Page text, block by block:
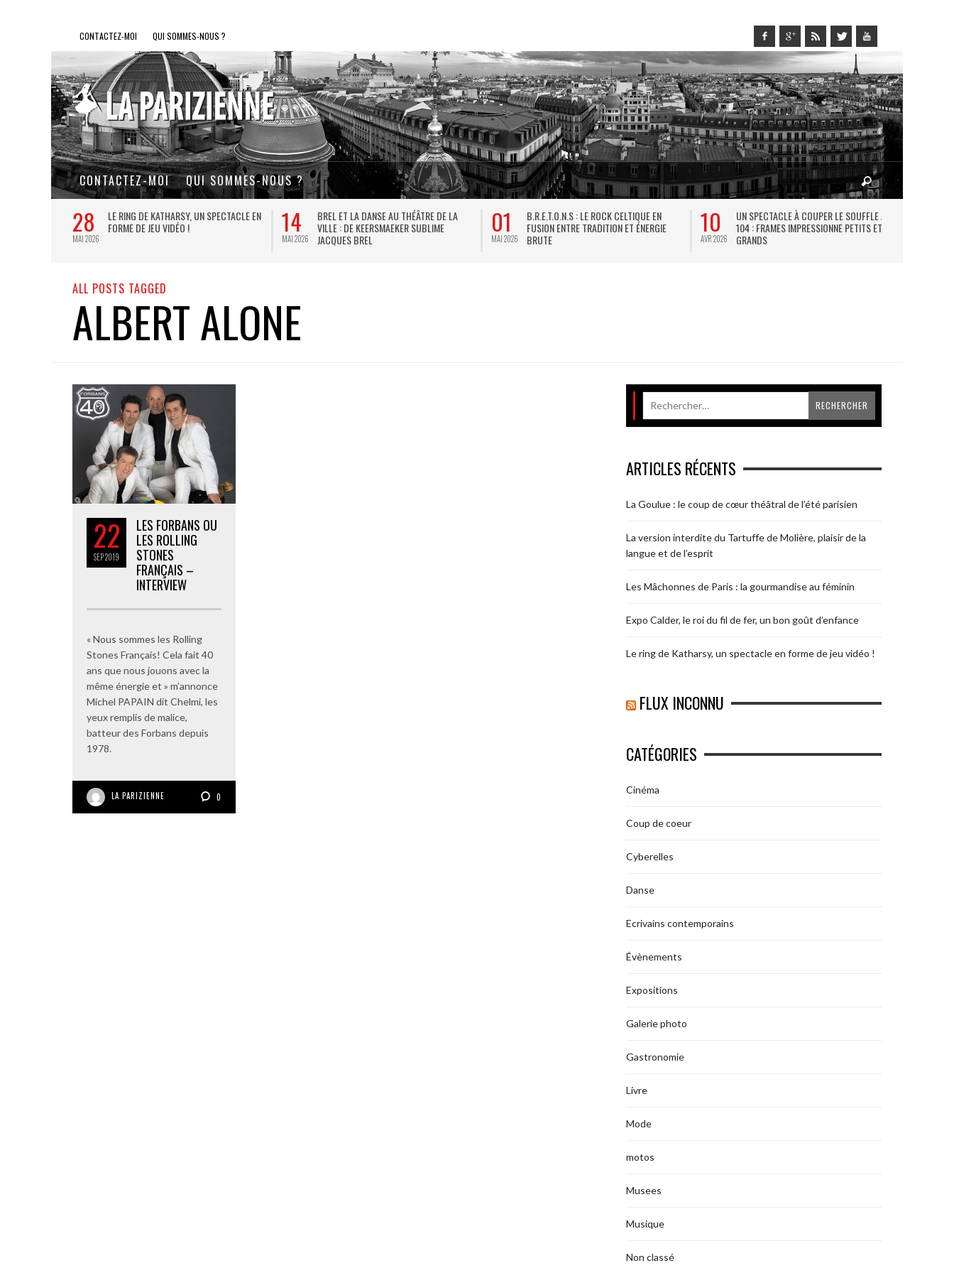
CONTACTEZ-MOI QUI SOMMES-NOUS ?
CONTACTEZ-MOI QUI SOMMES-NOUS ?
28
MAI 2026
LE RING DE KATHARSY, UN SPECTACLE EN
FORME DE JEU VIDÉO !
14
MAI 2026
BREL ET LA DANSE AU THÉÂTRE DE LA
VILLE : DE KEERSMAEKER SUBLIME
JACQUES BREL
01
MAI 2026
B.R.E.T.O.N.S : LE ROCK CELTIQUE EN
FUSION ENTRE TRADITION ET ÉNERGIE
BRUTE
10
AVR 2026
UN SPECTACLE À COUPER LE SOUFFLE AU
104 : FRAMES IMPRESSIONNE PETITS ET
GRANDS
ALL POSTS TAGGED
ALBERT ALONE
22
SEP2019
LES FORBANS OU
LES ROLLING
STONES
FRANÇAIS –
INTERVIEW
« Nous sommes les Rolling
Stones Français! Cela fait 40
ans que nous jouons avec la
même énergie et » m’annonce
Michel PAPAIN dit Chelmi, les
yeux remplis de malice,
batteur des Forbans depuis
1978.
LA PARIZIENNE 0
ARTICLES RÉCENTS
La Goulue : le coup de cœur théâtral de l’été parisien
La version interdite du Tartuffe de Molière, plaisir de la
langue et de l’esprit
Les Mâchonnes de Paris : la gourmandise au féminin
Expo Calder, le roi du fil de fer, un bon goût d’enfance
Le ring de Katharsy, un spectacle en forme de jeu vidéo !
FLUX INCONNU
CATÉGORIES
Cinéma
Coup de coeur
Cyberelles
Danse
Ecrivains contemporains
Évènements
Expositions
Galerie photo
Gastronomie
Livre
Mode
motos
Musees
Musique
Non classé